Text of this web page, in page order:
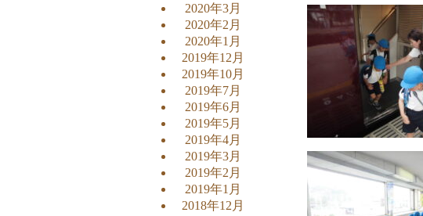
2020年3月
2020年2月
2020年1月
2019年12月
2019年10月
2019年7月
2019年6月
2019年5月
2019年4月
2019年3月
2019年2月
2019年1月
2018年12月